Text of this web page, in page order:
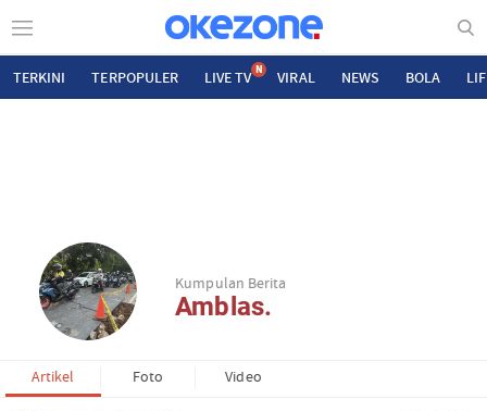
TERKINI TERPOPULER LIVE TV N VIRAL NEWS BOLA
Kumpulan Berita
Amblas.
Artikel Foto Video